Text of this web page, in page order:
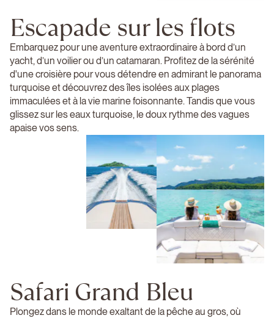
Escapade sur les flots
Embarquez pour une aventure extraordinaire à bord d’un
yacht, d’un voilier ou d’un catamaran. Profitez de la sérénité
d'une croisière pour vous détendre en admirant le panorama
turquoise et découvrez des îles isolées aux plages
immaculées et à la vie marine foisonnante. Tandis que vous
glissez sur les eaux turquoise, le doux rythme des vagues
apaise vos sens.
Safari Grand Bleu
Plongez dans le monde exaltant de la pêche au gros, où